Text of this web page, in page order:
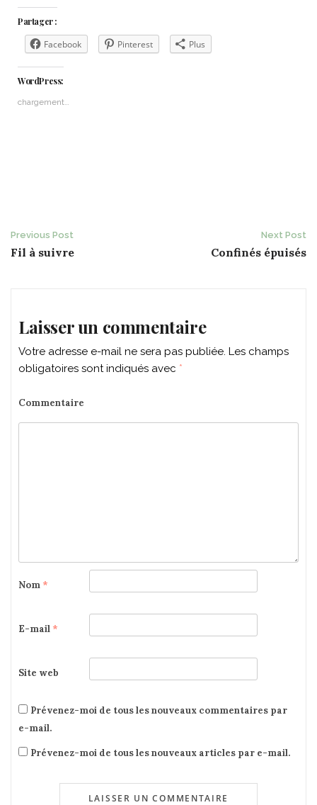
Partager :
Facebook Pinterest Plus
WordPress:
chargement…
Post
Previous Post
Fil à suivre
Next Post
Confinés épuisés
Laisser un commentaire
Votre adresse e-mail ne sera pas publiée. Les champs
obligatoires sont indiqués avec *
Commentaire
Nom *
E-mail *
Site web
Prévenez-moi de tous les nouveaux commentaires par
e-mail.
Prévenez-moi de tous les nouveaux articles par e-mail.